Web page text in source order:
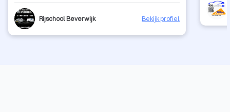
Rijschool Beverwijk Bekijk profiel